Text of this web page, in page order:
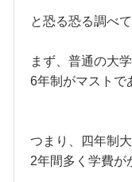
と恐る恐る調べ
まず、普通の大
6年制がマストで
つまり、四年制
2年間多く学費が